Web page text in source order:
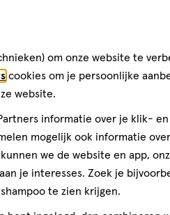
niet gevaarlijk.
bijvoorbeeld
onderaan je hersenen die
gepaard gaan met de
dat je lichaam te heet is.
heet een opvlieger.
je bent kwijtgeraakt. Je kan
om onze website te
cookies om je persoonlijke
website.
informatie over je klik-
mogelijk ook informatie
we de website en app,
je interesses. Zoek je
te zien krijgen.